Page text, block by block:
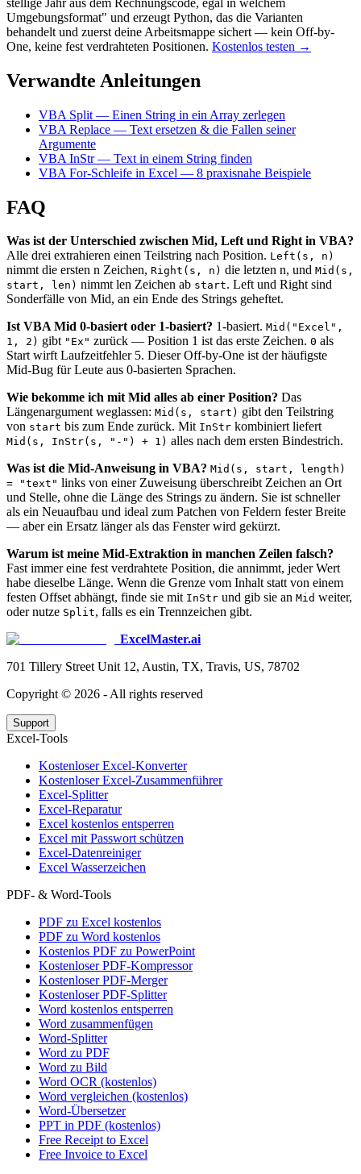
Umgebungsformat" und erzeugt Python, das die Varianten
behandelt und zuerst deine Arbeitsmappe sichert — kein Off-by-
One, keine fest verdrahteten Positionen. Kostenlos testen →
Verwandte Anleitungen
VBA Split — Einen String in ein Array zerlegen
VBA Replace — Text ersetzen & die Fallen seiner
Argumente
VBA InStr — Text in einem String finden
VBA For-Schleife in Excel — 8 praxisnahe Beispiele
FAQ
Was ist der Unterschied zwischen Mid, Left und Right in VBA?
Alle drei extrahieren einen Teilstring nach Position. Left(s, n)
nimmt die ersten n Zeichen, Right(s, n) die letzten n, und Mid(s,
start, len) nimmt len Zeichen ab start. Left und Right sind
Sonderfälle von Mid, an ein Ende des Strings geheftet.
Ist VBA Mid 0-basiert oder 1-basiert? 1-basiert. Mid("Excel",
1, 2) gibt "Ex" zurück — Position 1 ist das erste Zeichen. 0 als
Start wirft Laufzeitfehler 5. Dieser Off-by-One ist der häufigste
Mid-Bug für Leute aus 0-basierten Sprachen.
Wie bekomme ich mit Mid alles ab einer Position? Das
Längenargument weglassen: Mid(s, start) gibt den Teilstring
von start bis zum Ende zurück. Mit InStr kombiniert liefert
Mid(s, InStr(s, "-") + 1) alles nach dem ersten Bindestrich.
Was ist die Mid-Anweisung in VBA? Mid(s, start, length)
= "text" links von einer Zuweisung überschreibt Zeichen an Ort
und Stelle, ohne die Länge des Strings zu ändern. Sie ist schneller
als ein Neuaufbau und ideal zum Patchen von Feldern fester Breite
— aber ein Ersatz länger als das Fenster wird gekürzt.
Warum ist meine Mid-Extraktion in manchen Zeilen falsch?
Fast immer eine fest verdrahtete Position, die annimmt, jeder Wert
habe dieselbe Länge. Wenn die Grenze vom Inhalt statt von einem
festen Offset abhängt, finde sie mit InStr und gib sie an Mid weiter,
oder nutze Split, falls es ein Trennzeichen gibt.
ExcelMaster.ai
701 Tillery Street Unit 12, Austin, TX, Travis, US, 78702
Copyright © 2026 - All rights reserved
Support
Excel-Tools
Kostenloser Excel-Konverter
Kostenloser Excel-Zusammenführer
Excel-Splitter
Excel-Reparatur
Excel kostenlos entsperren
Excel mit Passwort schützen
Excel-Datenreiniger
Excel Wasserzeichen
PDF- & Word-Tools
PDF zu Excel kostenlos
PDF zu Word kostenlos
Kostenlos PDF zu PowerPoint
Kostenloser PDF-Kompressor
Kostenloser PDF-Merger
Kostenloser PDF-Splitter
Word kostenlos entsperren
Word zusammenfügen
Word-Splitter
Word zu PDF
Word zu Bild
Word OCR (kostenlos)
Word vergleichen (kostenlos)
Word-Übersetzer
PPT in PDF (kostenlos)
Free Receipt to Excel
Free Invoice to Excel